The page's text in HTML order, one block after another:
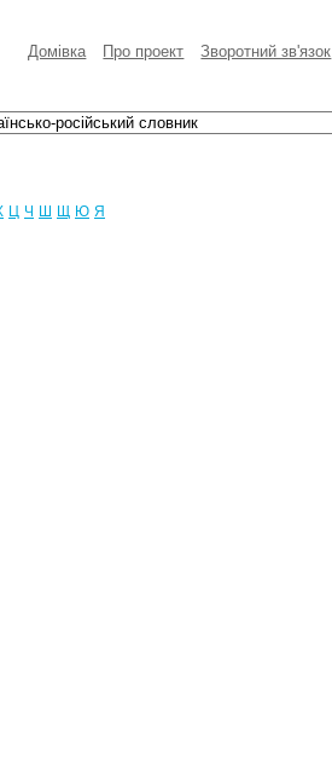
Домівка Про проект Зворотний зв'язок
Ц Ч Ш Щ Ю Я